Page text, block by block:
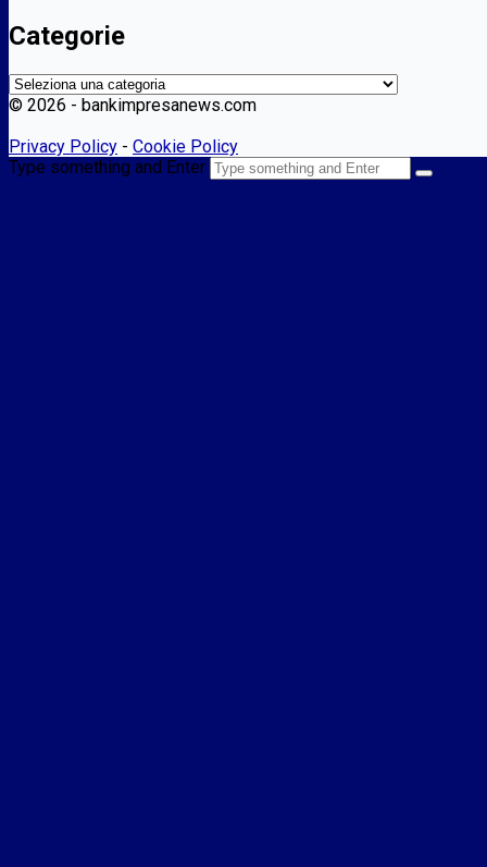
Categorie
Categorie
© 2026 - bankimpresanews.com
Privacy Policy - Cookie Policy
Type something and Enter